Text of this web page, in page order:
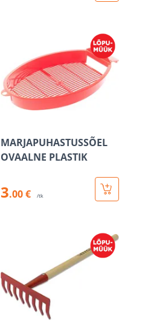
MARJAPUHASTUSSÕEL
OVAALNE PLASTIK
3.00 € /tk